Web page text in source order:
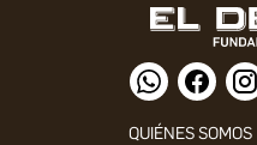
QUIÉNES SOMOS